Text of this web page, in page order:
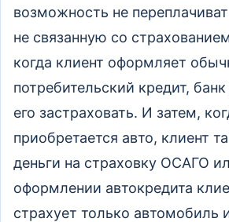
возможность не
не связанную со
когда клиент оформляет
потребительский кредит,
его застраховать. И затем,
приобретается авто, клиент
деньги на страховку ОСАГО
оформлении автокредита
страхует только автомобиль